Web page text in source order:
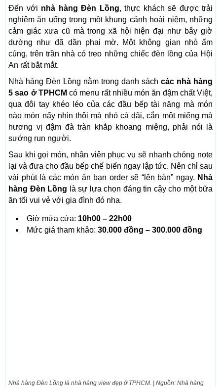
Đến với nhà hàng Đèn Lồng, thực khách sẽ được trải
nghiệm ăn uống trong một khung cảnh hoài niệm, những
cảm giác xưa cũ mà trong xã hội hiện đại như bây giờ
dường như đã dần phai mờ. Một không gian nhỏ ấm
cúng, trên trần nhà có treo những chiếc đèn lồng của Hội
An rất bắt mắt.
Nhà hàng Đèn Lồng nằm trong danh sách các nhà hàng
5 sao ở TPHCM có menu rất nhiều món ăn đậm chất Việt,
qua đôi tay khéo léo của các đầu bếp tài năng mà món
nào món nấy nhìn thôi mà nhỏ cả dãi, cắn một miếng mà
hương vị đậm đà tràn khắp khoang miệng, phải nói là
sướng run người.
Sau khi gọi món, nhân viên phục vụ sẽ nhanh chóng note
lại và đưa cho đầu bếp chế biến ngay lập tức. Nên chỉ sau
vài phút là các món ăn bạn order sẽ “lên bàn” ngay. Nhà
hàng Đèn Lồng là sự lựa chọn đáng tin cậy cho một bữa
ăn tối vui vẻ với gia đình đó nha.
Giờ mửa cửa: 10h00 – 22h00
Mức giá tham khảo: 30.000 đồng – 300.000 đồng
Nhà hàng Đèn Lồng là nhà hàng view đẹp ở TPHCM. | Nguồn: Nhà hàng